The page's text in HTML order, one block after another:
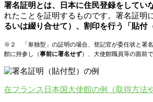
署名証明とは、日本に住民登録をしてい
れたことを証明するものです。署名証明
るいは綴り合せて）、割印を行う「貼付
※２ 「単独型」の証明の場合、登記官が委任状と署名
館に持参し（事前に署名せず）、大使館職員等の面前
在フランス日本国大使館の例（取得方法